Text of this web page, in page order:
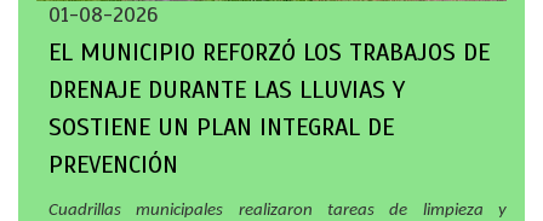
01-08-2026
EL MUNICIPIO REFORZÓ LOS TRABAJOS DE
DRENAJE DURANTE LAS LLUVIAS Y
SOSTIENE UN PLAN INTEGRAL DE
PREVENCIÓN
Cuadrillas municipales realizaron tareas de limpieza y